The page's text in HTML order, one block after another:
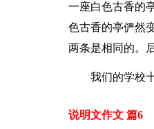
一座白色古香的
色古香的亭俨然
两条是相同的。
我们的学校
说明文作文 篇6